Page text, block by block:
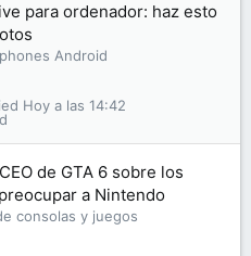
para ordenador: haz esto
Android
Hoy a las 14:42
de GTA 6 sobre los
a Nintendo
consolas y juegos